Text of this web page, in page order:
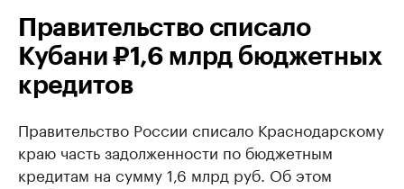
Правительство списало
Кубани ₽1,6 млрд бюджетных
кредитов
Правительство России списало Краснодарскому
краю часть задолженности по бюджетным
кредитам на сумму 1,6 млрд руб. Об этом